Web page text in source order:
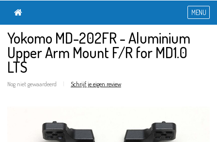
MENU
Yokomo MD-202FR - Aluminium
Upper Arm Mount F/R for MD1.0
LTS
Nog niet gewaardeerd | Schrijf je eigen review